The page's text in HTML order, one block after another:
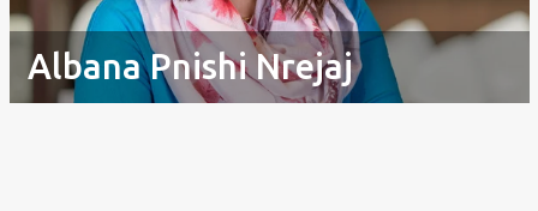
Albana Pnishi Nrejaj